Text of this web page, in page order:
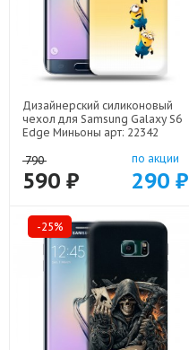
Дизайнерский силиконовый
чехол для Samsung Galaxy S6
Edge Миньоны арт: 22342
790
590 ₽
по акции
290 ₽
-25%